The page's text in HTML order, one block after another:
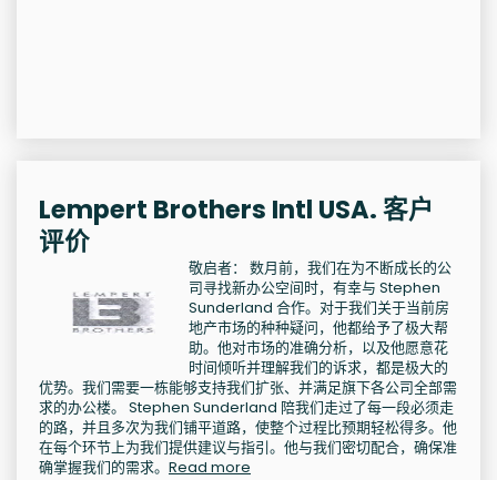
Lempert Brothers Intl USA. 客户
评价
敬启者： 数月前，我们在为不断成长的公
司寻找新办公空间时，有幸与 Stephen
Sunderland 合作。对于我们关于当前房
地产市场的种种疑问，他都给予了极大帮
助。他对市场的准确分析，以及他愿意花
时间倾听并理解我们的诉求，都是极大的
优势。我们需要一栋能够支持我们扩张、并满足旗下各公司全部需
求的办公楼。 Stephen Sunderland 陪我们走过了每一段必须走
的路，并且多次为我们铺平道路，使整个过程比预期轻松得多。他
在每个环节上为我们提供建议与指引。他与我们密切配合，确保准
确掌握我们的需求。 Read more